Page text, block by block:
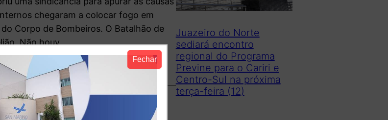
Fechar
chegaram a colocar fogo em
Corpo de Bombeiros. O Batalhão de
Não houv
Juazeiro do Norte
sediará encontro
regional do Programa
Previne para o Cariri e
Centro-Sul na próxima
terça-feira (12)